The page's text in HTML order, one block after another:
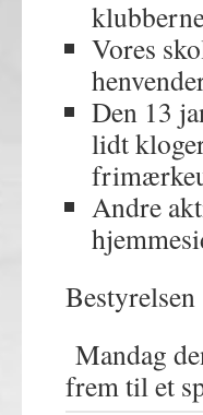
Vores
Den 13
lidt
Andre
Bestyrelsen
Mandag
frem til et